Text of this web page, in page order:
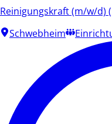
Reinigungskraft (m/w/d)
Schwebheim